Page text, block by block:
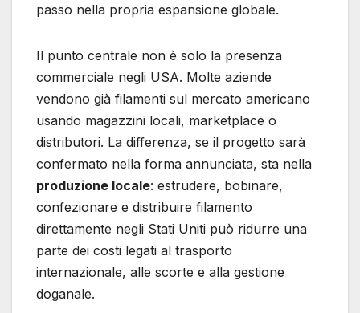
passo nella propria espansione globale.
Il punto centrale non è solo la presenza
commerciale negli USA. Molte aziende
vendono già filamenti sul mercato americano
usando magazzini locali, marketplace o
distributori. La differenza, se il progetto sarà
confermato nella forma annunciata, sta nella
produzione locale: estrudere, bobinare,
confezionare e distribuire filamento
direttamente negli Stati Uniti può ridurre una
parte dei costi legati al trasporto
internazionale, alle scorte e alla gestione
doganale.